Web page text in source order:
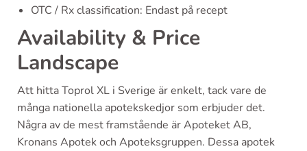
OTC / Rx classification: Endast på recept
Availability & Price
Landscape
Att hitta Toprol XL i Sverige är enkelt, tack vare de
många nationella apotekskedjor som erbjuder det.
Några av de mest framstående är Apoteket AB,
Kronans Apotek och Apoteksgruppen. Dessa apotek